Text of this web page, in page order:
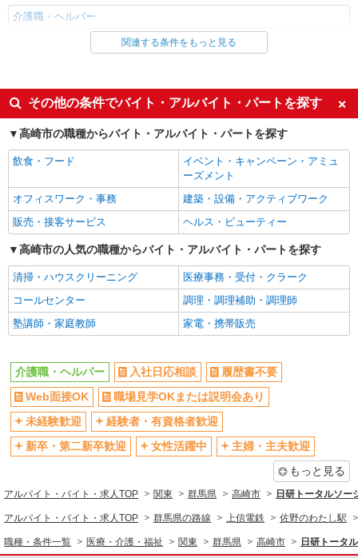
払い/週払い/月払い対応も可能です。詳しくは面談
当社規定あり
キープ 詳細を見る
株式会社kotrio /●TK-H-2014602
高崎問屋町駅◆サ高住スタッフ◆穏やかな職場
×週3〜×残業なし
時給1500円〜2125円 ＜日払い有/週払い有/交
通費全支給(ガソリン代含む)＞
最寄り駅：高崎問屋町
キープ 詳細を見る
派遣社員
株式会社kotrio /●TK-H-1901680
高崎駅＠有料老人ホーム◎上質な支援、納得の
報酬、充実研修♪
時給1500円〜2125円 ＜日払い有/週払い有/交
通費全支給(ガソリン代含む)＞
キープ 詳細を見る
派遣社員
株式会社kotrio /●TK-H-2099562
[ 綺麗 ]高級シニアマンションで生活ケア/見守
時給1500円〜2125円 ＜日払い有/週払い有/交
介護職・ヘルパー
同じ雇用形態から佐野のわたし駅の求人を探す
派遣社員
紹介予定派遣
同じ特徴から佐野のわたし駅の求人を探す
入社日応相談
履歴書不要
職場見学OKまたは説明会あり
未経験歓迎
経験者・有資格者歓迎
新卒・第二新卒歓迎
女性活躍中
主婦・主夫歓迎
フリーター歓迎
学歴不問
ブランクOK
ミドル（40代～）活躍中
エルダー（50代～）活躍中
シニア（60代～）活躍中
昇給あり
週払い
週2～3日勤務OK
時間や曜日が選べる・シフト自由
深夜
禁煙・分煙
残業ほぼなし
転勤なし
登録制
交通費支給
社会保険あり
資格取得支援制度あり
同じ職種から求人を探す
医療・介護・福祉
関連する条件をもっと見る
その他の条件でバイト・アルバイト・パートを探す
高崎市の職種からバイト・アルバイト・パートを探す
飲食・フード
イベント・キャンペーン・アミュ
ーズメント
オフィスワーク・事務
建築・設備・アクティブワーク
販売・接客サービス
ヘルス・ビューティー
高崎市の人気の職種からバイト・アルバイト・パートを探す
清掃・ハウスクリーニング
医療事務・受付・クラーク
コールセンター
調理・調理補助・調理師
塾講師・家庭教師
家電・携帯販売
介護職・ヘルパー 入社日応相談
履歴書不要
Web面接OK
職場見学OKまたは説明会あり
未経験歓迎
経験者・有資格者歓迎
新卒・第二新卒歓迎
女性活躍中
主婦・主夫歓迎
もっと見る
アルバイト・バイト・求人TOP 関東 群馬県 高崎市 日研トータルソ
アルバイト・バイト・求人TOP 群馬県の路線 上信電鉄 佐野のわたし駅
職種・条件一覧 医療・介護・福祉 関東 群馬県 高崎市 日研トータ